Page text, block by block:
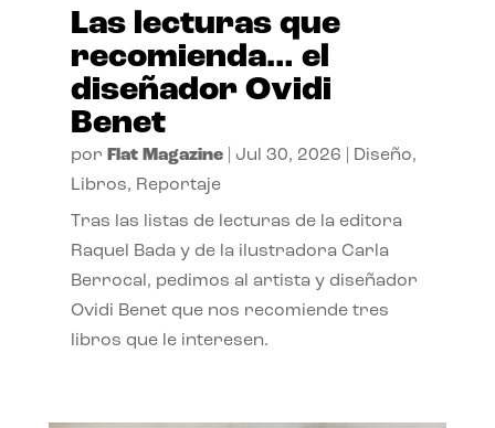
Las lecturas que
recomienda… el
diseñador Ovidi
Benet
por Flat Magazine| Jul 30, 2026 Diseño,
Libros, Reportaje
Tras las listas de lecturas de la editora
Raquel Bada y de la ilustradora Carla
Berrocal, pedimos al artista y diseñador
Ovidi Benet que nos recomiende tres
libros que le interesen.